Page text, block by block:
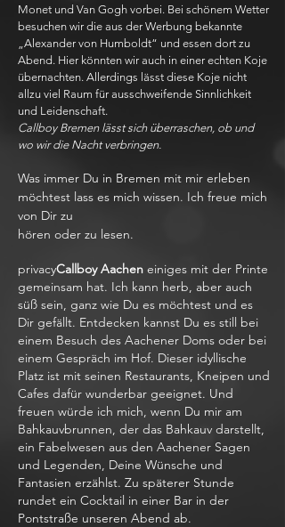
Monet und Van Gogh vorbei. Bei schönem Wetter
besuchen wir die aus der Werbung bekannte
„Alexander von Humboldt“ und essen dort zu
Abend. Hier könnten wir auch in einer echten Koje
übernachten. Allerdings lässt diese Koje nicht
allzu viel Raum für ausschweifende Sinnlichkeit
und Leidenschaft.
Callboy Bremen lässt sich überraschen, ob und
wo wir die Nacht verbringen.
Was immer Du in Bremen mit mir erleben
möchtest lass es mich wissen. Ich freue mich
von Dir zu
hören oder zu lesen.
privacyCallboy Aachen einiges mit der Printe
gemeinsam hat. Ich kann herb, aber auch
süß sein, ganz wie Du es möchtest und es
Dir gefällt. Entdecken kannst Du es still bei
einem Besuch des Aachener Doms oder bei
einem Gespräch im Hof. Dieser idyllische
Platz ist mit seinen Restaurants, Kneipen und
Cafes dafür wunderbar geeignet. Und
freuen würde ich mich, wenn Du mir am
Bahkauvbrunnen, der das Bahkauv darstellt,
ein Fabelwesen aus den Aachener Sagen
und Legenden, Deine Wünsche und
Fantasien erzählst. Zu späterer Stunde
rundet ein Cocktail in einer Bar in der
Pontstraße unseren Abend ab.